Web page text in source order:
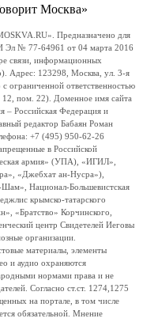
Москва»
Предназначено для
Эл № 77-64961 от 04 марта 2016
связи, информационных
Адрес: 123298, Москва, ул. 3-я
ограниченной ответственностью
пом. 22). Доменное имя сайта
– Российская Федерация и
редактор Бабаян Роман
+7 (495) 950-62-26
в Российской
армия» (УПА), «ИГИЛ»,
«Джебхат ан-Нусра»),
Национал-Большевистская
крымско-татарского
«Братство» Корчинского,
центр Свидетелей Иеговы
организации.
материалы, элементы
и аудио охраняются
нормами права и не
Согласно ст.ст. 1274,1275
на портале, в том числе
обязательной. Мнение